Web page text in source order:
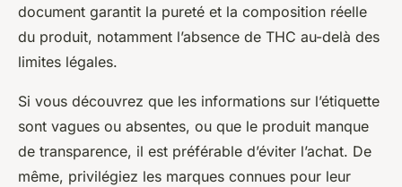
document garantit la pureté et la composition réelle
du produit, notamment l’absence de THC au-delà des
limites légales.
Si vous découvrez que les informations sur l’étiquette
sont vagues ou absentes, ou que le produit manque
de transparence, il est préférable d’éviter l’achat. De
même, privilégiez les marques connues pour leur